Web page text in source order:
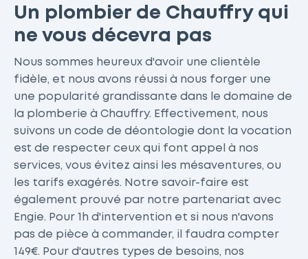
Un plombier de Chauffry qui
ne vous décevra pas
Nous sommes heureux d'avoir une clientèle
fidèle, et nous avons réussi à nous forger une
une popularité grandissante dans le domaine de
la plomberie à Chauffry. Effectivement, nous
suivons un code de déontologie dont la vocation
est de respecter ceux qui font appel à nos
services, vous évitez ainsi les mésaventures, ou
les tarifs exagérés. Notre savoir-faire est
également prouvé par notre partenariat avec
Engie. Pour 1h d'intervention et si nous n'avons
pas de pièce à commander, il faudra compter
149€. Pour d'autres types de besoins, nos